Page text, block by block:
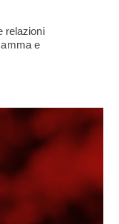
relazioni
e